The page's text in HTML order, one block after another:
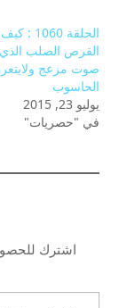
الحلقة
القرص الصلب
صوت مزعج
الحاسوب
يوليو 23, 2015
في "حصريات"
اشترك
كتابة بريدك الإلكتروني...